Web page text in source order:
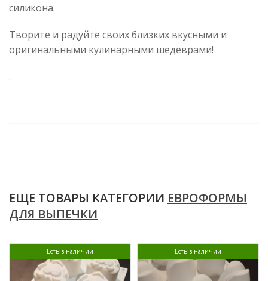
силикона.
Творите и радуйте своих близких вкусными и
оригинальными кулинарными шедеврами!
.
ЕЩЕ ТОВАРЫ КАТЕГОРИИ ЕВРОФОРМЫ
ДЛЯ ВЫПЕЧКИ
Есть в наличии Есть в наличии